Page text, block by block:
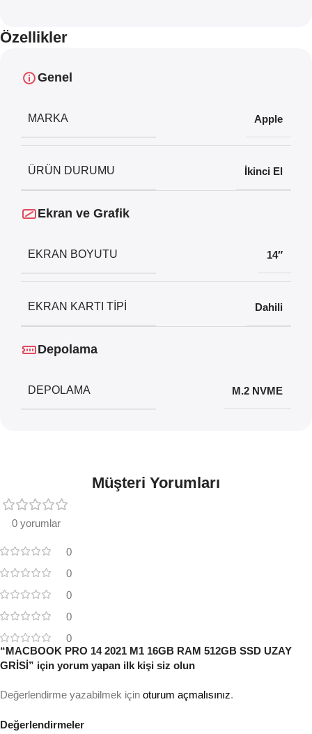
Özellikler
Genel
MARKA Apple
ÜRÜN DURUMU İkinci El
Ekran ve Grafik
EKRAN BOYUTU 14″
EKRAN KARTI TIPI Dahili
Depolama
DEPOLAMA M.2 NVME
Müşteri Yorumları
0 yorumlar
0
0
0
0
0
Değerlendirmeler
“MACBOOK PRO 14 2021 M1 16GB RAM 512GB SSD UZAY
GRİSİ” için yorum yapan ilk kişi siz olun
Değerlendirme yazabilmek için oturum açmalısınız.